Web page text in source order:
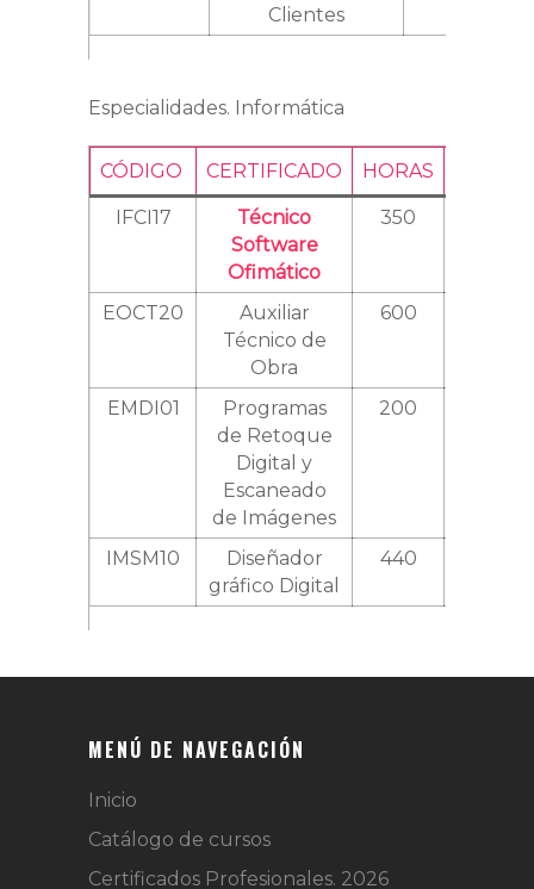
Clientes
Especialidades. Informática
CÓDIGO CERTIFICADO HORAS
IFCI17
Técnico
Software
Ofimático
350
EOCT20
Auxiliar
Técnico de
Obra
600
EMDI01
Programas
de Retoque
Digital y
Escaneado
de Imágenes
200
IMSM10
Diseñador
gráfico Digital
440
MENÚ DE NAVEGACIÓN
Inicio
Catálogo de cursos
Certificados Profesionales. 2026